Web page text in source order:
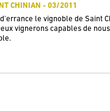
CHINIAN - 03/2011
le vignoble de Saint
vignerons capables de